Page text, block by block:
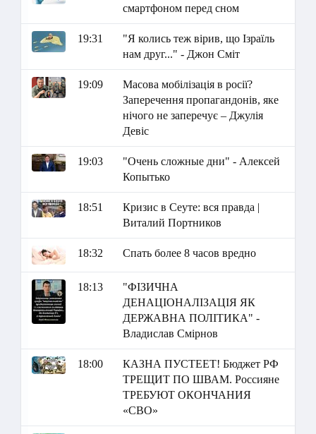
смартфоном перед сном
19:31
"Я колись теж вірив, що Ізраїль
нам друг..." - Джон Сміт
19:09
Масова мобілізація в росії?
Заперечення пропагандонів, яке
нічого не заперечує – Джулія
Девіс
19:03
"Очень сложные дни" - Алексей
Копытько
18:51
Кризис в Сеуте: вся правда |
Виталий Портников
18:32 Спать более 8 часов вредно
18:13
"ФІЗИЧНА
ДЕНАЦІОНАЛІЗАЦІЯ ЯК
ДЕРЖАВНА ПОЛІТИКА" -
Владислав Смірнов
18:00
КАЗНА ПУСТЕЕТ! Бюджет РФ
ТРЕЩИТ ПО ШВАМ. Россияне
ТРЕБУЮТ ОКОНЧАНИЯ
«СВО»